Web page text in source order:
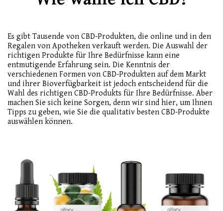
Es gibt Tausende von CBD-Produkten, die online und in den
Regalen von Apotheken verkauft werden. Die Auswahl der
richtigen Produkte für Ihre Bedürfnisse kann eine
entmutigende Erfahrung sein. Die Kenntnis der
verschiedenen Formen von CBD-Produkten auf dem Markt
und ihrer Bioverfügbarkeit ist jedoch entscheidend für die
Wahl des richtigen CBD-Produkts für Ihre Bedürfnisse. Aber
machen Sie sich keine Sorgen, denn wir sind hier, um Ihnen
Tipps zu geben, wie Sie die qualitativ besten CBD-Produkte
auswählen können.